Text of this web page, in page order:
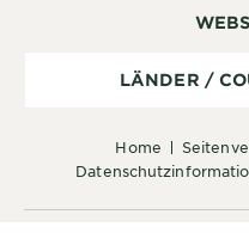
home
LÄNDER /